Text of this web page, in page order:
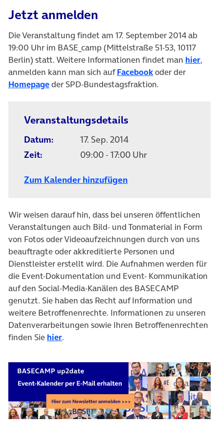
Jetzt anmelden
Die Veranstaltung findet am 17. September 2014 ab
19:00 Uhr im BASE_camp (Mittelstraße 51-53, 10117
Berlin) statt. Weitere Informationen findet man hier,
anmelden kann man sich aufFacebook(öffnet in neuem
oder der
Homepage(öffnet in neuem Tab)
der SPD-Bundestagsfraktion.
Veranstaltungsdetails
Datum:
17. Sep. 2014
Zeit:
09:00 - 17:00 Uhr
Zum Kalender hinzufügen
Wir weisen darauf hin, dass bei unseren öffentlichen
Veranstaltungen auch Bild- und Tonmaterial in Form
von Fotos oder Videoaufzeichnungen durch von uns
beauftragte oder akkreditierte Personen und
Dienstleister erstellt wird. Die Aufnahmen werden für
die Event-Dokumentation und Event- Kommunikation
auf den Social-Media-Kanälen des BASECAMP
genutzt. Sie haben das Recht auf Information und
weitere Betroffenenrechte. Informationen zu unseren
Datenverarbeitungen sowie Ihren Betroffenenrechten
finden Sie hier.